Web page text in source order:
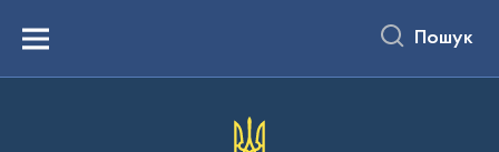
вмістуMenu Пошук